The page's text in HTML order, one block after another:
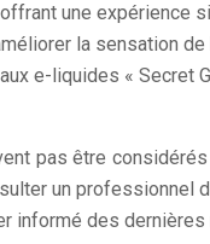
une
la sensation de
e-liquides « Secret
pas être
un professionnel
informé des